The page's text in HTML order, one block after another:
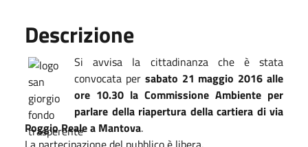
Descrizione
Si avvisa la cittadinanza che è stata
convocata persabato 21 maggio 2016 alle
ore 10.30 la Commissione Ambiente per
parlare della riapertura della cartiera di via
Poggio Reale a Mantova.